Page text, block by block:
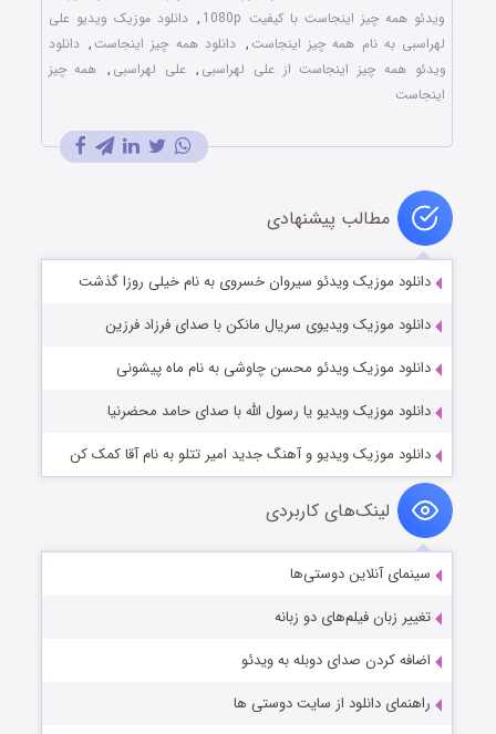
ویدئو همه چیز اینجاست با کیفیت 1080p
, دانلود موزیک ویدیو علی
لهراسبی به نام همه چیز اینجاست, دانلود همه چیز اینجاست, دانلود
ویدئو همه چیز اینجاست از علی لهراسبی , علی لهراسبی , همه چیز
اینجاست
مطالب پیشنهادی
دانلود موزیک ویدئو سیروان خسروی به نام خیلی روزا گذشت
دانلود موزیک ویدیوی سریال مانکن با صدای فرزاد فرزین
دانلود موزیک ویدئو محسن چاوشی به نام ماه پیشونی
دانلود موزیک ویدیو یا رسول الله با صدای حامد محضرنیا
دانلود موزیک ویدیو و آهنگ جدید امیر تتلو به نام آقا کمک کن
لینک‌های کاربردی
سینمای آنلاین دوستی‌ها
تغییر زبان فیلم‌های دو زبانه
اضافه کردن صدای دوبله به ویدئو
راهنمای دانلود از سایت دوستی ها